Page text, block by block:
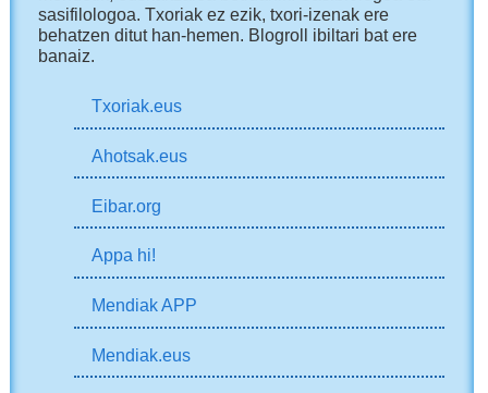
sasifilologoa. Txoriak ez ezik, txori-izenak ere
behatzen ditut han-hemen. Blogroll ibiltari bat ere
banaiz.
Txoriak.eus
Ahotsak.eus
Eibar.org
Appa hi!
Mendiak APP
Mendiak.eus